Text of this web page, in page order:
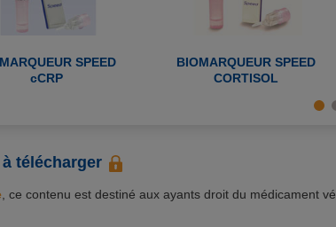
SPEED
cCRP
BIOMARQUEUR SPEED
CORTISOL
télécharger
, ce contenu est destiné aux ayants droit du médicament